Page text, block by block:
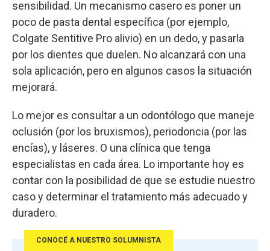
sensibilidad. Un mecanismo casero es poner un
poco de pasta dental específica (por ejemplo,
Colgate Sentitive Pro alivio) en un dedo, y pasarla
por los dientes que duelen. No alcanzará con una
sola aplicación, pero en algunos casos la situación
mejorará.
Lo mejor es consultar a un odontólogo que maneje
oclusión (por los bruxismos), periodoncia (por las
encías), y láseres. O una clínica que tenga
especialistas en cada área. Lo importante hoy es
contar con la posibilidad de que se estudie nuestro
caso y determinar el tratamiento más adecuado y
duradero.
CONOCÉ A NUESTRO SOLUMNISTA